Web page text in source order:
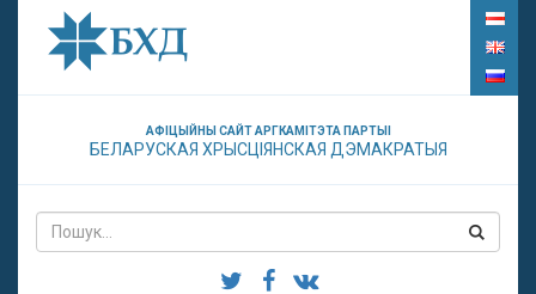
АФІЦЫЙНЫ САЙТ АРГКАМІТЭТА ПАРТЫІ
БЕЛАРУСКАЯ ХРЫСЦІЯНСКАЯ ДЭМАКРАТЫЯ